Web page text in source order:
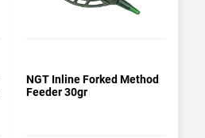
NGT Inline Forked Method
Feeder 30gr